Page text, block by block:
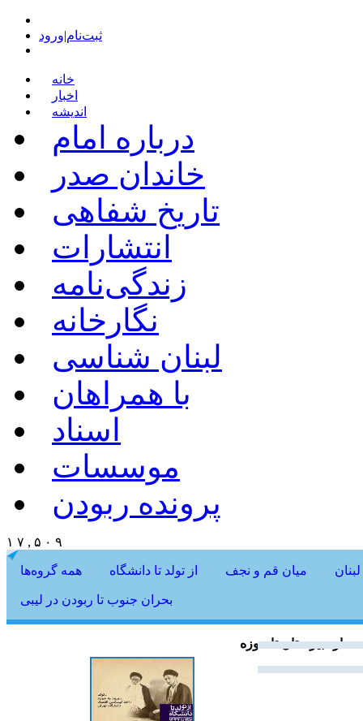
ثبت‌نام|ورود
خانه
اخبار
اندیشه
درباره امام
خاندان صدر
تاریخ شفاهی
انتشارات
زندگی‌نامه
نگارخانه
لبنان شناسی
با همراهان
اسناد
موسسات
پرونده ربودن
۱ ۷ , ۵ ۰ ۹
همه گروه‌ها از تولد تا دانشگاه میان قم و نجف
بحران جنوب تا ربودن در لیبی
از دبیرستان تا حوزه